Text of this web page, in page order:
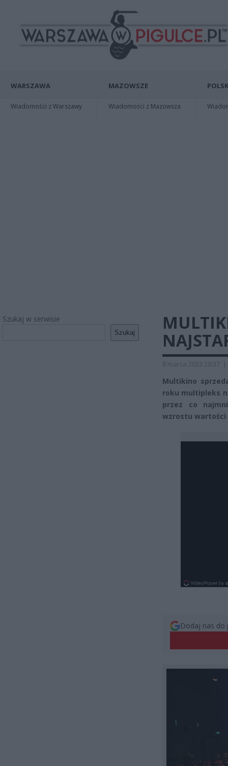
WARSZAWA
Wiadomości z Warszawy
MAZOWSZE
Wiadomości z Mazowsza
Szukaj w serwisie
Szukaj
8 marca 2023 20:37 |
Multikino
roku multipleks
przez co
wzrostu wartości
Dodaj nas do